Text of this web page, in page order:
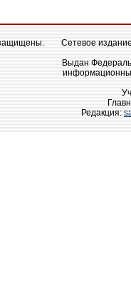
Сетевое
Выдан
Редакция: